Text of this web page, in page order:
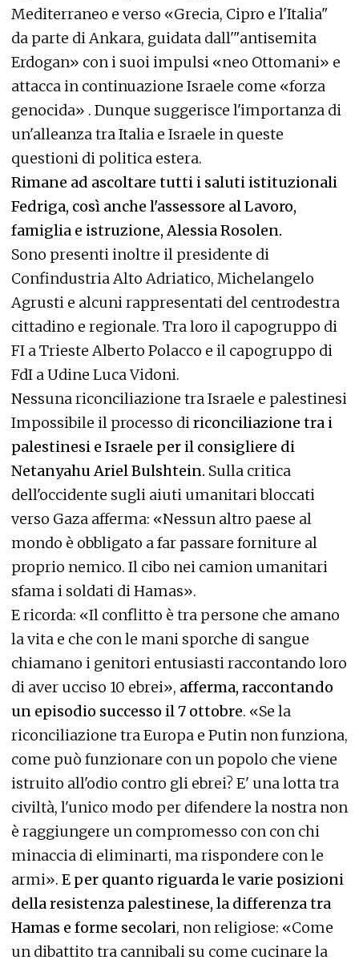
Mediterraneo e verso «Grecia, Cipro e l'Italia"
da parte di Ankara, guidata dall'"antisemita
Erdogan» con i suoi impulsi «neo Ottomani» e
attacca in continuazione Israele come «forza
genocida» . Dunque suggerisce l'importanza di
un'alleanza tra Italia e Israele in queste
questioni di politica estera.
Rimane ad ascoltare tutti i saluti istituzionali
Fedriga, così anche l'assessore al Lavoro,
famiglia e istruzione, Alessia Rosolen.
Sono presenti inoltre il presidente di
Confindustria Alto Adriatico, Michelangelo
Agrusti e alcuni rappresentati del centrodestra
cittadino e regionale. Tra loro il capogruppo di
FI a Trieste Alberto Polacco e il capogruppo di
FdI a Udine Luca Vidoni.
Nessuna riconciliazione tra Israele e palestinesi
Impossibile il processo di riconciliazione tra i
palestinesi e Israele per il consigliere di
Netanyahu Ariel Bulshtein. Sulla critica
dell'occidente sugli aiuti umanitari bloccati
verso Gaza afferma: «Nessun altro paese al
mondo è obbligato a far passare forniture al
proprio nemico. Il cibo nei camion umanitari
sfama i soldati di Hamas».
E ricorda: «Il conflitto è tra persone che amano
la vita e che con le mani sporche di sangue
chiamano i genitori entusiasti raccontando loro
di aver ucciso 10 ebrei», afferma, raccontando
un episodio successo il 7 ottobre. «Se la
riconciliazione tra Europa e Putin non funziona,
come può funzionare con un popolo che viene
istruito all'odio contro gli ebrei? E' una lotta tra
civiltà, l'unico modo per difendere la nostra non
è raggiungere un compromesso con con chi
minaccia di eliminarti, ma rispondere con le
armi». E per quanto riguarda le varie posizioni
della resistenza palestinese, la differenza tra
Hamas e forme secolari, non religiose: «Come
un dibattito tra cannibali su come cucinare la